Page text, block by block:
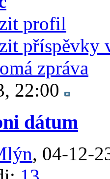
profil
příspěvky
zpráva
22:00
dátum
‎, 04-12-